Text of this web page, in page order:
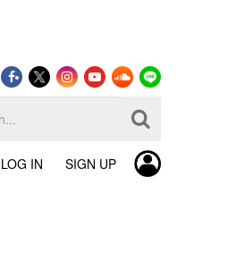
LOG IN SIGN UP